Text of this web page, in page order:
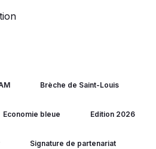
Brèche de Saint-Louis
Economie bleue Edition 2026
Signature de partenariat